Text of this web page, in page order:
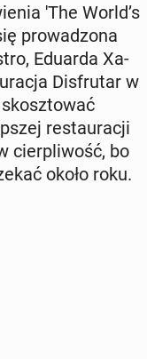
'The World’s
pro­wa­dzo­na
Eduarda Xa­
Dis­fru­tar w
re­stau­ra­cji
cier­pli­wość, bo
około roku.